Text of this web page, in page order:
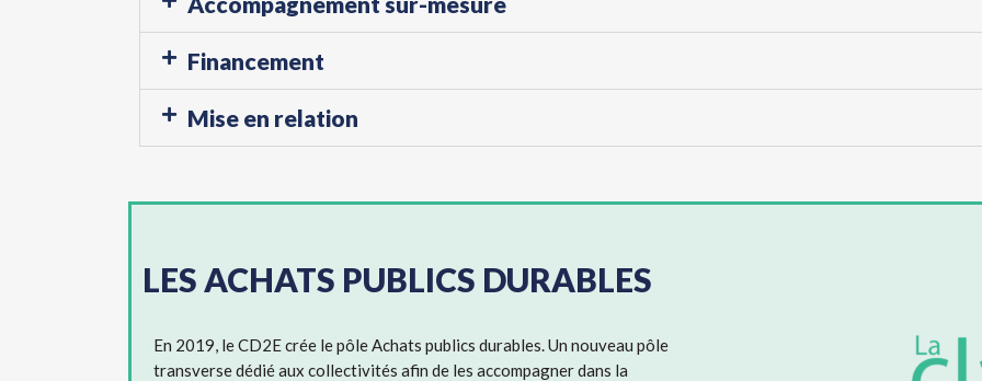
Financement
Mise en relation
LES ACHATS PUBLICS DURABLES
En 2019, le CD2E crée le pôle Achats publics durables. Un nouveau pôle
transverse dédié aux collectivités afin de les accompagner dans la